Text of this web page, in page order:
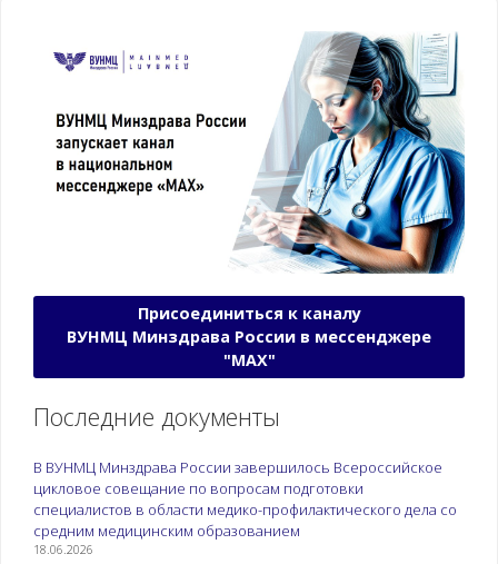
Присоединиться к каналу
ВУНМЦ Минздрава России в мессенджере
"МАХ"
Последние документы
В ВУНМЦ Минздрава России завершилось Всероссийское
цикловое совещание по вопросам подготовки
специалистов в области медико-профилактического дела со
средним медицинским образованием
18.06.2026